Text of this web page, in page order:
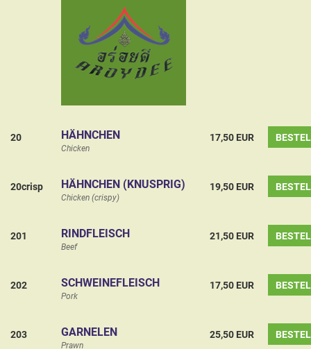
20 HÄHNCHEN
Chicken
17,50 EUR
20crisp HÄHNCHEN (KNUSPRIG)
Chicken (crispy)
19,50 EUR
201 RINDFLEISCH
Beef
21,50 EUR
202 SCHWEINEFLEISCH
Pork
17,50 EUR
203 GARNELEN
Prawn
25,50 EUR